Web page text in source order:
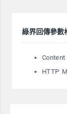
綠界回傳參數
HTTP